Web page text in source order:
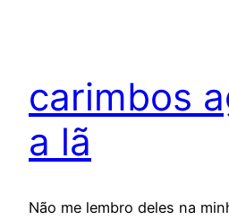
carimbos
a lã
Não me lembro deles na